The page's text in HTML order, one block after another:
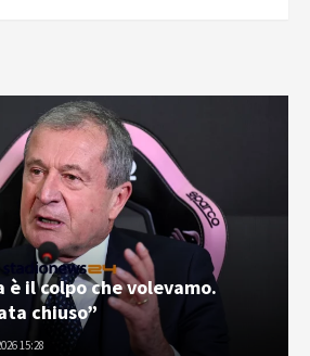
è il colpo che volevamo.
chiuso”
15:28